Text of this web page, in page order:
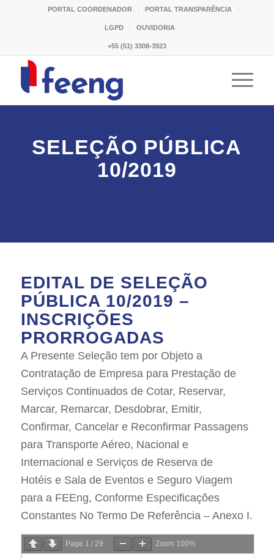
PORTAL COORDENADOR PORTAL TRANSPARÊNCIA
LGPD OUVIDORIA
+55 (51) 3308-3923
SELEÇÃO PÚBLICA
10/2019
EDITAL DE SELEÇÃO
PÚBLICA 10/2019 –
INSCRIÇÕES
PRORROGADAS
A Presente Seleção tem por Objeto a
Contratação de Empresa para Prestação de
Serviços Continuados de Cotar, Reservar,
Marcar, Remarcar, Desdobrar, Emitir,
Confirmar, Cancelar e Reconfirmar Passagens
para Transporte Aéreo, Nacional e
Internacional e Serviços de Reserva de
Hotéis e Sala de Eventos e Seguro Viagem
para a FEEng, Conforme Especificações
Constantes No Termo De Referência – Anexo I.
Page 1 / 29 Zoom 100%